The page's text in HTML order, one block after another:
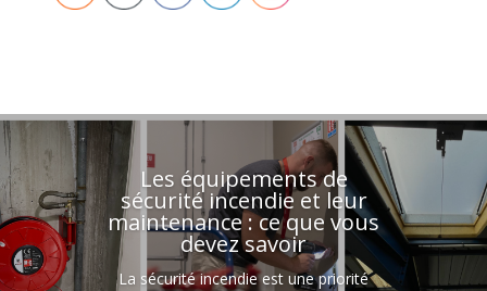
Les équipements de
sécurité incendie et leur
maintenance : ce que vous
devez savoir
La sécurité incendie est une priorité